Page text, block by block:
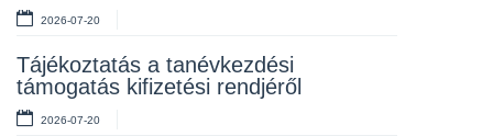
2026-07-20
Tájékoztatás a tanévkezdési
támogatás kifizetési rendjéről
2026-07-20
Álláspályázat – takarító
2026-07-06